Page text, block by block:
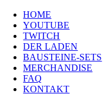
HOME
YOUTUBE
TWITCH
DER LADEN
BAUSTEINE-SETS
MERCHANDISE
FAQ
KONTAKT